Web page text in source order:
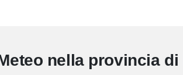
nella provincia di